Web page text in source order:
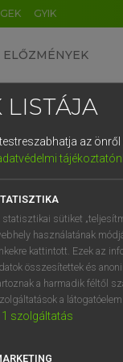
GYIK
ELŐZMÉNYEK
angol
ige
letompít
mérsékel
csökkent
keresése
LISTÁJA
az
statisztikai sütiket
használatának
kattintott. Ezek az
összesítettek és
a harmadik féltől
a
1 szolgáltatás
DE CN FR ES IT
1 2 3
q w e
a s d
í y x